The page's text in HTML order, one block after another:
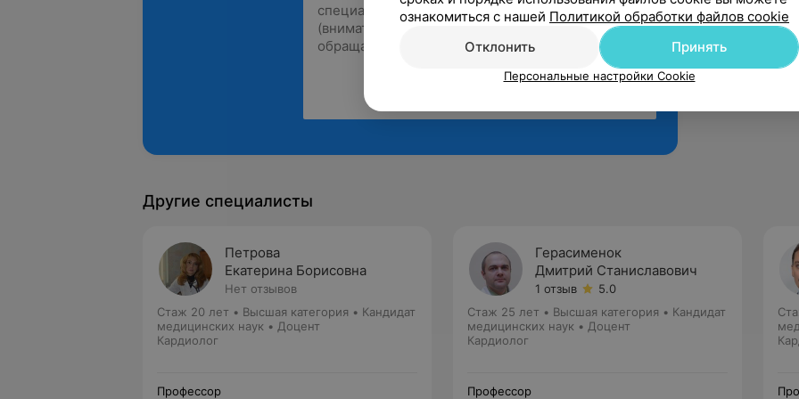
Другие специалисты
Петрова
Екатерина Борисовна
Нет отзывов
Стаж 20 лет • Высшая категория • Кандидат
медицинских наук • Доцент
Кардиолог
Профессор
Герасименок
Дмитрий Станиславович
1 отзыв
5.0
Стаж 25 лет • Высшая категория • Кандидат
медицинских наук • Доцент
Кардиолог
Профессор
ознакомиться с нашей Политикой обработки файлов cookie
Отклонить
Принять
Персональные настройки Cookie